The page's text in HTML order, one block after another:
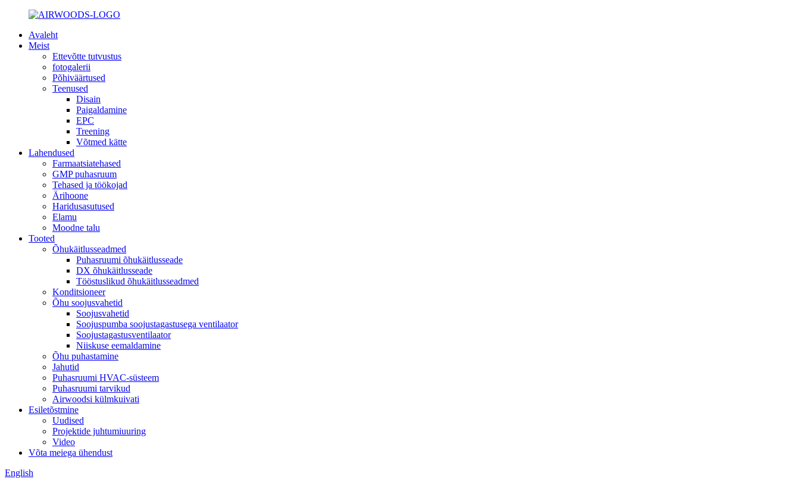
Avaleht
Meist
Ettevõtte tutvustus
fotogalerii
Põhiväärtused
Teenused
Disain
Paigaldamine
EPC
Treening
Võtmed kätte
Lahendused
Farmaatsiatehased
GMP puhasruum
Tehased ja töökojad
Ärihoone
Haridusasutused
Elamu
Moodne talu
Tooted
Õhukäitlusseadmed
Puhasruumi õhukäitlusseade
DX õhukäitlusseade
Tööstuslikud õhukäitlusseadmed
Konditsioneer
Õhu soojusvahetid
Soojusvahetid
Soojuspumba soojustagastusega ventilaator
Soojustagastusventilaator
Niiskuse eemaldamine
Õhu puhastamine
Jahutid
Puhasruumi HVAC-süsteem
Puhasruumi tarvikud
Airwoodsi külmkuivati
Esiletõstmine
Uudised
Projektide juhtumiuuring
Video
Võta meiega ühendust
English